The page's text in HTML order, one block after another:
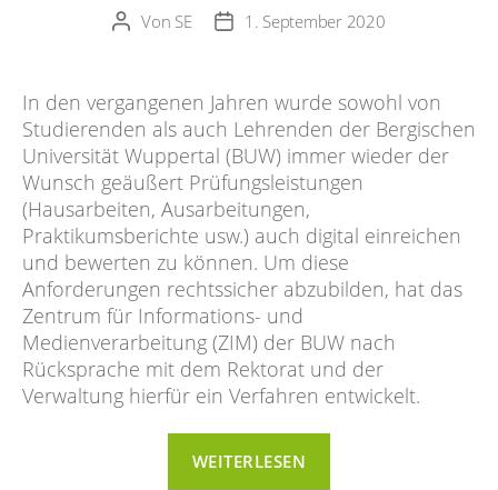
Beitragsautor
Von SE Veröffentlichungsdatum
1. September 2020
In den vergangenen Jahren wurde sowohl von
Studierenden als auch Lehrenden der Bergischen
Universität Wuppertal (BUW) immer wieder der
Wunsch geäußert Prüfungsleistungen
(Hausarbeiten, Ausarbeitungen,
Praktikumsberichte usw.) auch digital einreichen
und bewerten zu können. Um diese
Anforderungen rechtssicher abzubilden, hat das
Zentrum für Informations- und
Medienverarbeitung (ZIM) der BUW nach
Rücksprache mit dem Rektorat und der
Verwaltung hierfür ein Verfahren entwickelt.
WEITERLESEN